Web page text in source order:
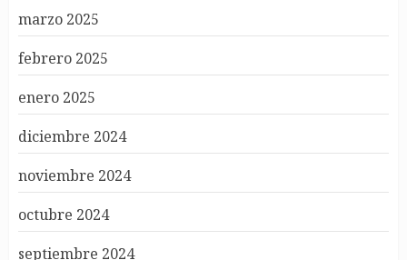
marzo 2025
febrero 2025
enero 2025
diciembre 2024
noviembre 2024
octubre 2024
septiembre 2024